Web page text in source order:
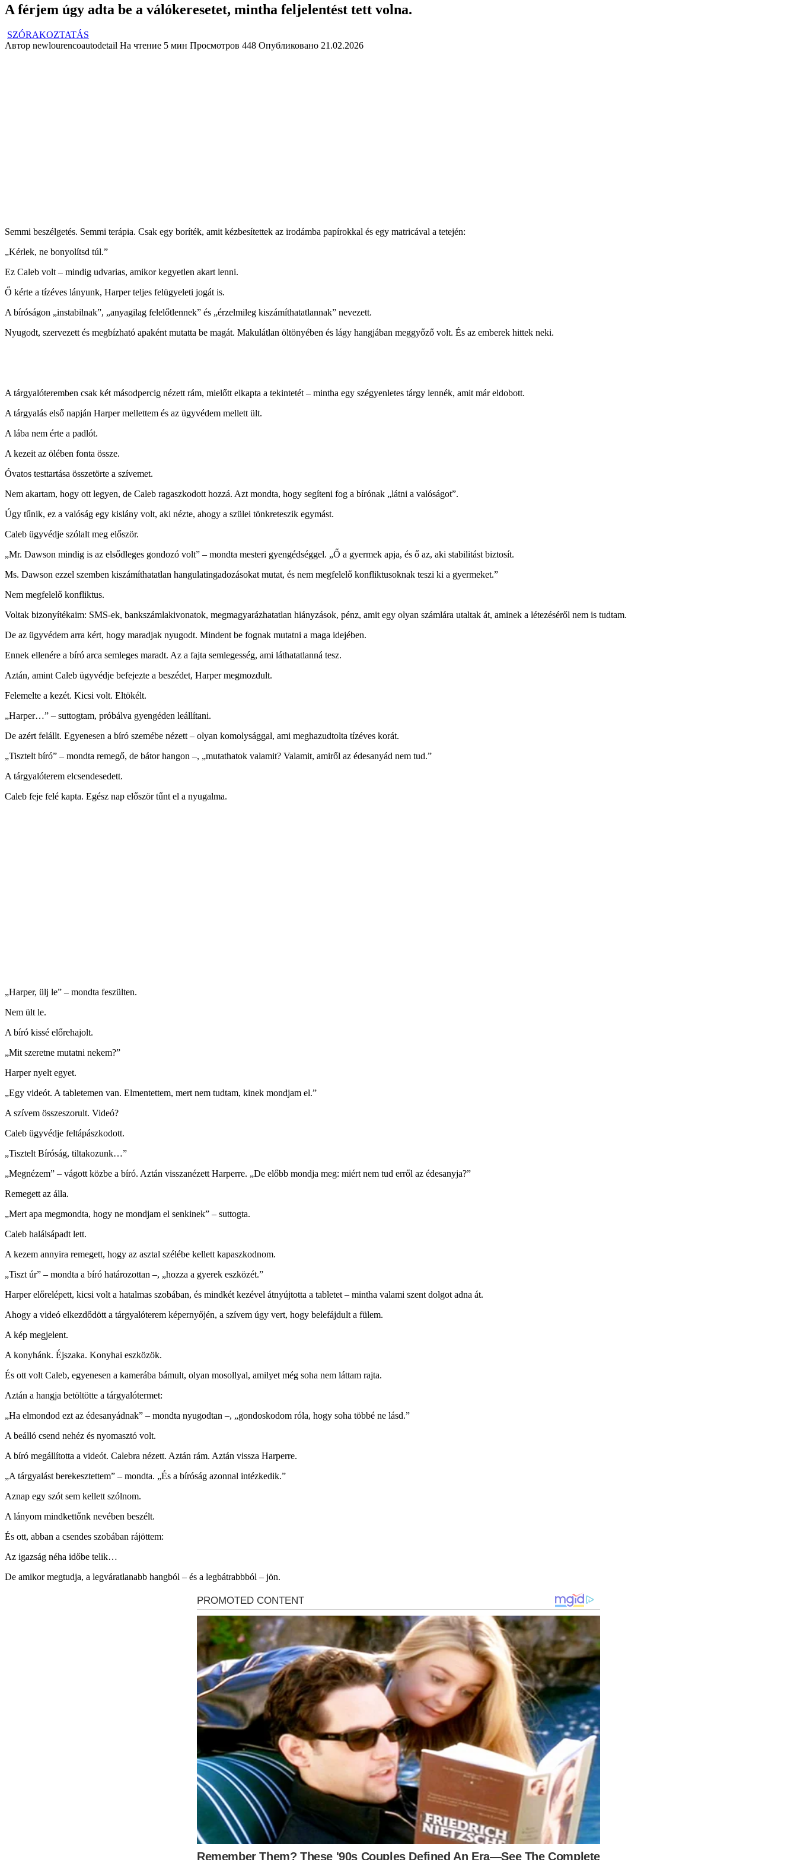
A férjem úgy adta be a válókeresetet, mintha feljelentést tett volna.
SZÓRAKOZTATÁS
Автор newlourencoautodetail На чтение 5 мин Просмотров 448 Опубликовано 21.02.2026
Semmi beszélgetés. Semmi terápia. Csak egy boríték, amit kézbesítettek az irodámba papírokkal és egy matricával a tetején:
„Kérlek, ne bonyolítsd túl.”
Ez Caleb volt – mindig udvarias, amikor kegyetlen akart lenni.
Ő kérte a tízéves lányunk, Harper teljes felügyeleti jogát is.
A bíróságon „instabilnak”, „anyagilag felelőtlennek” és „érzelmileg kiszámíthatatlannak” nevezett.
Nyugodt, szervezett és megbízható apaként mutatta be magát. Makulátlan öltönyében és lágy hangjában meggyőző volt. És az emberek hittek neki.
A tárgyalóteremben csak két másodpercig nézett rám, mielőtt elkapta a tekintetét – mintha egy szégyenletes tárgy lennék, amit már eldobott.
A tárgyalás első napján Harper mellettem és az ügyvédem mellett ült.
A lába nem érte a padlót.
A kezeit az ölében fonta össze.
Óvatos testtartása összetörte a szívemet.
Nem akartam, hogy ott legyen, de Caleb ragaszkodott hozzá. Azt mondta, hogy segíteni fog a bírónak „látni a valóságot”.
Úgy tűnik, ez a valóság egy kislány volt, aki nézte, ahogy a szülei tönkreteszik egymást.
Caleb ügyvédje szólalt meg először.
„Mr. Dawson mindig is az elsődleges gondozó volt” – mondta mesteri gyengédséggel. „Ő a gyermek apja, és ő az, aki stabilitást biztosít.
Ms. Dawson ezzel szemben kiszámíthatatlan hangulatingadozásokat mutat, és nem megfelelő konfliktusoknak teszi ki a gyermeket.”
Nem megfelelő konfliktus.
Voltak bizonyítékaim: SMS-ek, bankszámlakivonatok, megmagyarázhatatlan hiányzások, pénz, amit egy olyan számlára utaltak át, aminek a létezéséről nem is tudtam.
De az ügyvédem arra kért, hogy maradjak nyugodt. Mindent be fognak mutatni a maga idejében.
Ennek ellenére a bíró arca semleges maradt. Az a fajta semlegesség, ami láthatatlanná tesz.
Aztán, amint Caleb ügyvédje befejezte a beszédet, Harper megmozdult.
Felemelte a kezét. Kicsi volt. Eltökélt.
„Harper…” – suttogtam, próbálva gyengéden leállítani.
De azért felállt. Egyenesen a bíró szemébe nézett – olyan komolysággal, ami meghazudtolta tízéves korát.
„Tisztelt bíró” – mondta remegő, de bátor hangon –, „mutathatok valamit? Valamit, amiről az édesanyád nem tud.”
A tárgyalóterem elcsendesedett.
Caleb feje felé kapta. Egész nap először tűnt el a nyugalma.
„Harper, ülj le” – mondta feszülten.
Nem ült le.
A bíró kissé előrehajolt.
„Mit szeretne mutatni nekem?”
Harper nyelt egyet.
„Egy videót. A tabletemen van. Elmentettem, mert nem tudtam, kinek mondjam el.”
A szívem összeszorult. Videó?
Caleb ügyvédje feltápászkodott.
„Tisztelt Bíróság, tiltakozunk…”
„Megnézem” – vágott közbe a bíró. Aztán visszanézett Harperre. „De előbb mondja meg: miért nem tud erről az édesanyja?”
Remegett az álla.
„Mert apa megmondta, hogy ne mondjam el senkinek” – suttogta.
Caleb halálsápadt lett.
A kezem annyira remegett, hogy az asztal szélébe kellett kapaszkodnom.
„Tiszt úr” – mondta a bíró határozottan –, „hozza a gyerek eszközét.”
Harper előrelépett, kicsi volt a hatalmas szobában, és mindkét kezével átnyújtotta a tabletet – mintha valami szent dolgot adna át.
Ahogy a videó elkezdődött a tárgyalóterem képernyőjén, a szívem úgy vert, hogy belefájdult a fülem.
A kép megjelent.
A konyhánk. Éjszaka. Konyhai eszközök.
És ott volt Caleb, egyenesen a kamerába bámult, olyan mosollyal, amilyet még soha nem láttam rajta.
Aztán a hangja betöltötte a tárgyalótermet:
„Ha elmondod ezt az édesanyádnak” – mondta nyugodtan –, „gondoskodom róla, hogy soha többé ne lásd.”
A beálló csend nehéz és nyomasztó volt.
A bíró megállította a videót. Calebra nézett. Aztán rám. Aztán vissza Harperre.
„A tárgyalást berekesztettem” – mondta. „És a bíróság azonnal intézkedik.”
Aznap egy szót sem kellett szólnom.
A lányom mindkettőnk nevében beszélt.
És ott, abban a csendes szobában rájöttem:
Az igazság néha időbe telik…
De amikor megtudja, a legváratlanabb hangból – és a legbátrabbból – jön.